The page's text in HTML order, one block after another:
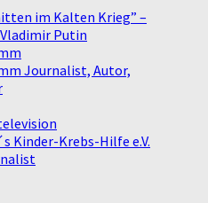
im Kalten Krieg” –
Putin
Journalist, Autor,
Kinder-Krebs-Hilfe e.V.